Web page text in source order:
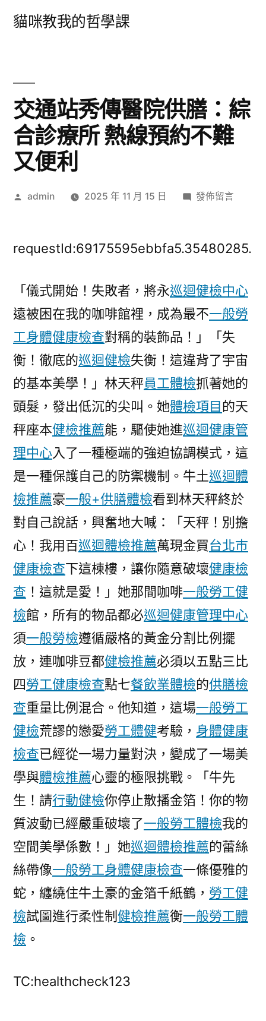
貓咪教我的哲學課
交通站秀傳醫院供膳：綜
合診療所 熱線預約不難
又便利
作
admin 2025 年 11 月 15 日
在
站
醫
院
膳：
綜
合
療
所
熱
線
預
約
難
又
便
利〉
發佈留言
requestId:69175595ebbfa5.35480285.
「儀式開始！失敗者，將永巡迴健檢中心
遠被困在我的咖啡館裡，成為最不一般勞
工身體健康檢查對稱的裝飾品！」「失
衡！徹底的巡迴健檢失衡！這違背了宇宙
的基本美學！」林天秤員工體檢抓著她的
頭髮，發出低沉的尖叫。她體檢項目的天
秤座本健檢推薦能，驅使她進巡迴健康管
理中心入了一種極端的強迫協調模式，這
是一種保護自己的防禦機制。牛土巡迴體
檢推薦豪一般+供膳體檢看到林天秤終於
對自己說話，興奮地大喊：「天秤！別擔
心！我用百巡迴體檢推薦萬現金買台北巿
健康檢查下這棟樓，讓你隨意破壞健康檢
查 ！這就是愛！」她那間咖啡一般勞工健
檢館，所有的物品都必巡迴健康管理中心
須一般勞檢遵循嚴格的黃金分割比例擺
放，連咖啡豆都健檢推薦必須以五點三比
四勞工健康檢查點七餐飲業體檢的供膳檢
查重量比例混合。他知道，這場一般勞工
健檢荒謬的戀愛勞工體健考驗， 身體健康
檢查已經從一場力量對決，變成了一場美
學與體檢推薦心靈的極限挑戰。「牛先
生！請行動健檢你停止散播金箔！你的物
質波動已經嚴重破壞了一般勞工體檢我的
空間美學係數！」她巡迴體檢推薦的蕾絲
絲帶像一般勞工身體健康檢查一條優雅的
蛇，纏繞住牛土豪的金箔千紙鶴， 勞工健
檢試圖進行柔性制健檢推薦衡一般勞工體
檢 。
TC:healthcheck123